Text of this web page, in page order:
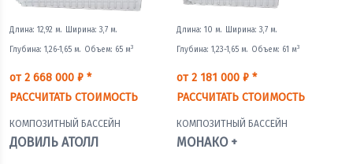
Длина: 12,92 м. Ширина: 3,7 м.
Глубина: 1,26-1,65 м. Объем: 65 м3
от 2 668 000 ₽ *
РАССЧИТАТЬ СТОИМОСТЬ
Длина: 10 м. Ширина: 3,7 м.
Глубина: 1,23-1,65 м. Объем: 61 м3
от 2 181 000 ₽ *
РАССЧИТАТЬ СТОИМОСТЬ
КОМПОЗИТНЫЙ БАССЕЙН
ДОВИЛЬ АТОЛЛ
КОМПОЗИТНЫЙ БАССЕЙН
МОНАКО +